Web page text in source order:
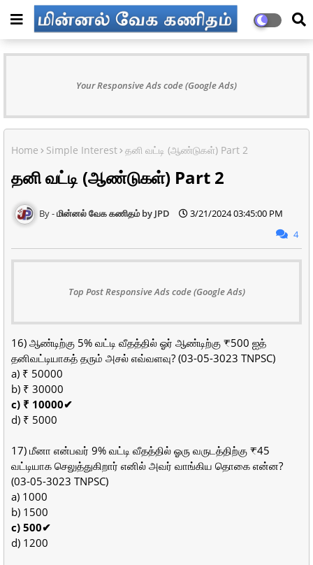
Your Responsive Ads code (Google Ads)
Home Simple Interest தனி வட்டி (ஆண்டுகள்) Part 2
தனி வட்டி (ஆண்டுகள்) Part 2
மின்னல் வேக கணிதம் by JPD
3/21/2024 03:45:00 PM
4
Top Post Responsive Ads code (Google Ads)
16) ஆண்டிற்கு 5% வட்டி வீதத்தில் ஓர் ஆண்டிற்கு ₹500 ஐத்
தனிவட்டியாகத் தரும் அசல் எவ்வளவு? (03-05-3023 TNPSC)
a) ₹ 50000
b) ₹ 30000
c) ₹ 10000✔
d) ₹ 5000
17) மீனா என்பவர் 9% வட்டி வீதத்தில் ஓரு வருடத்திற்கு ₹45
வட்டியாக செலுத்துகிறார் எனில் அவர் வாங்கிய தொகை என்ன?
(03-05-3023 TNPSC)
a) 1000
b) 1500
c) 500✔
d) 1200